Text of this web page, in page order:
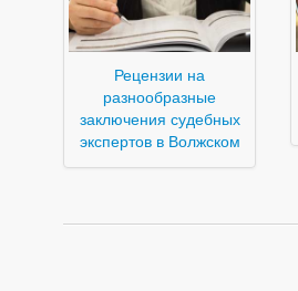
Рецензии на
разнообразные
заключения судебных
экспертов в Волжском